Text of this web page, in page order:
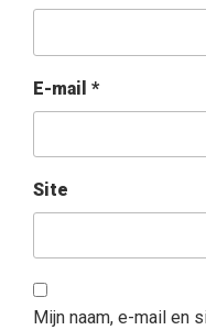
E-mail *
Site
Mijn naam, e-mail en